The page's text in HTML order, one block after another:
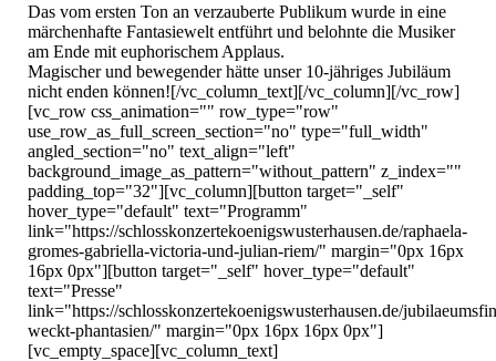
Das vom ersten Ton an verzauberte Publikum wurde in eine
märchenhafte Fantasiewelt entführt und belohnte die Musiker
am Ende mit euphorischem Applaus.
Magischer und bewegender hätte unser 10-jähriges Jubiläum
nicht enden können![/vc_column_text][/vc_column][/vc_row]
[vc_row css_animation="" row_type="row"
use_row_as_full_screen_section="no" type="full_width"
angled_section="no" text_align="left"
background_image_as_pattern="without_pattern" z_index=""
padding_top="32"][vc_column][button target="_self"
hover_type="default" text="Programm"
link="https://schlosskonzertekoenigswusterhausen.de/raphaela-
gromes-gabriella-victoria-und-julian-riem/" margin="0px 16px
16px 0px"][button target="_self" hover_type="default"
text="Presse"
link="https://schlosskonzertekoenigswusterhausen.de/
weckt-phantasien/" margin="0px 16px 16px 0px"]
[vc_empty_space][vc_column_text]